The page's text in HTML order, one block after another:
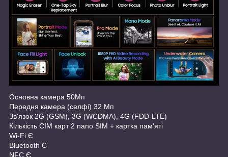
Основна камера 50Мп
Передня камера (селфі) 32 Мп
Зв'язок 2G (GSM), 3G (WCDMA), 4G (FDD-LTE)
Кількість СІМ карт 2 nano SIM + картка пам'яті
Wi-Fi Є
Bluetooth Є
NFC Є